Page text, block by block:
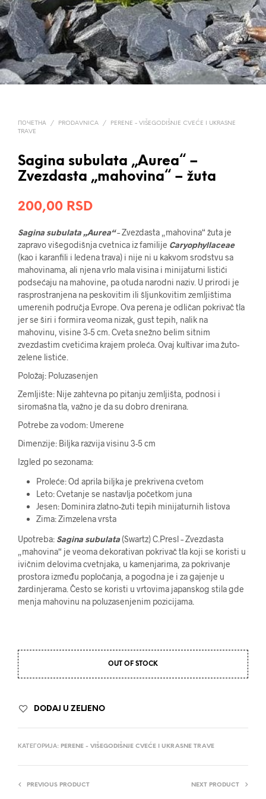
ПОЧЕТНА / PRODAVNICA /
PERENE - VIŠEGODIŠNJE CVEĆE I UKRASNE
TRAVE
Sagina subulata „Aurea“ –
Zvezdasta „mahovina“ – žuta
200,00 RSD
Sagina subulata „Aurea“– Zvezdasta „mahovina“ žuta je
zapravo višegodišnja cvetnica iz familije Caryophyllaceae
(kao i karanfili i ledena trava) i nije ni u kakvom srodstvu sa
mahovinama, ali njena vrlo mala visina i minijaturni listići
podsećaju na mahovine, pa otuda narodni naziv. U prirodi je
rasprostranjena na peskovitim ili šljunkovitim zemljištima
umerenih područja Evrope. Ova perena je odličan pokrivač tla
jer se širi i formira veoma nizak, gust tepih, nalik na
mahovinu, visine 3-5 cm. Cveta snežno belim sitnim
zvezdastim cvetićima krajem proleća. Ovaj kultivar ima žuto-
zelene listiće.
Položaj: Poluzasenjen
Zemljište: Nije zahtevna po pitanju zemljišta, podnosi i
siromašna tla, važno je da su dobro drenirana.
Potrebe za vodom: Umerene
Dimenzije: Biljka razvija visinu 3-5 cm
Izgled po sezonama:
Proleće: Od aprila biljka je prekrivena cvetom
Leto: Cvetanje se nastavlja početkom juna
Jesen: Dominira zlatno-žuti tepih minijaturnih listova
Zima: Zimzelena vrsta
Upotreba: Sagina subulata(Swartz) C.Presl – Zvezdasta
„mahovina“ je veoma dekorativan pokrivač tla koji se koristi u
ivičnim delovima cvetnjaka, u kamenjarima, za pokrivanje
prostora između popločanja, a pogodna je i za gajenje u
žardinjerama. Često se koristi u vrtovima japanskog stila gde
menja mahovinu na poluzasenjenim pozicijama.
OUT OF STOCK
DODAJ U ZELJENO
КАТЕГОРИЈА: PERENE - VIŠEGODIŠNJE CVEĆE I UKRASNE TRAVE
PREVIOUS PRODUCT NEXT PRODUCT